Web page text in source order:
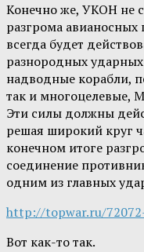
Конечно же, УКОН не
разгрома
всегда будет
разнородных
надводные корабли,
так и многоцелевые,
Эти силы должны
решая широкий круг
конечном итоге
соединение
одним из главных
http://topwar.ru/
Вот как-то так.